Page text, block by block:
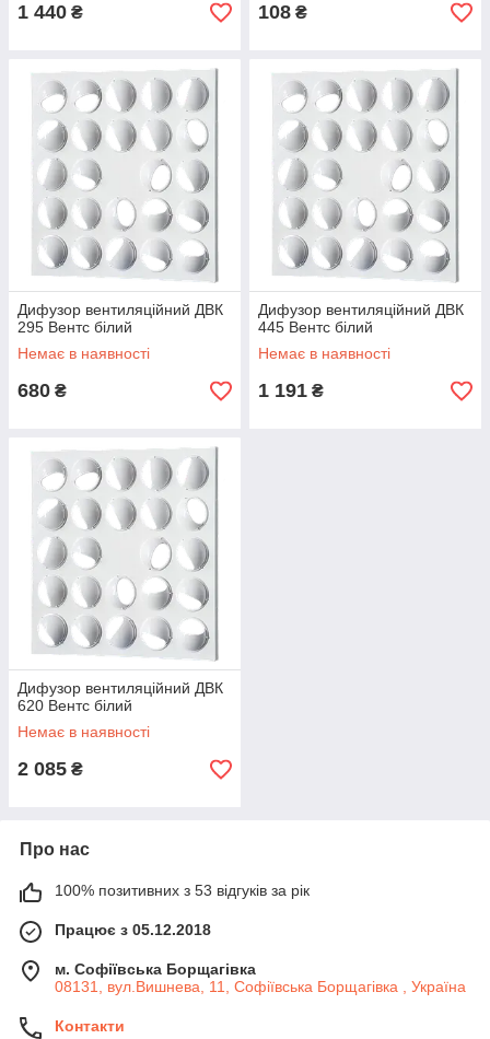
1 440 ₴ 108 ₴
Дифузор вентиляційний ДВК
295 Вентс білий
Немає в наявності
680 ₴
Дифузор вентиляційний ДВК
445 Вентс білий
Немає в наявності
1 191 ₴
Дифузор вентиляційний ДВК
620 Вентс білий
Немає в наявності
2 085 ₴
Про нас
100% позитивних з 53 відгуків за рік
Працює з 05.12.2018
м. Софіївська Борщагівка
08131, вул.Вишнева, 11, Софіївська Борщагівка , Україна
Контакти